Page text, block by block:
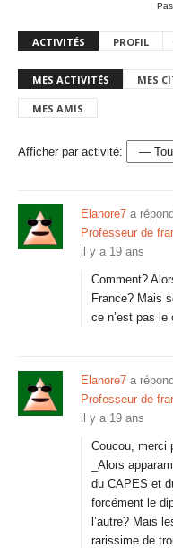
ACTIVITÉS PROFIL
MES ACTIVITÉS MES
MES AMIS
Afficher par activité:
Elanore7 a
Professeur de
il y a 19 ans
Comment?
France? Mais
ce n’est pas
Elanore7 a
Professeur de
il y a 19 ans
Coucou, merci
_Alors
du CAPES et
forcément le
l’autre? Mais
rarissime de